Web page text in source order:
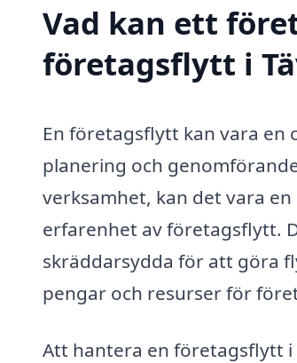
Vad kan ett
företagsflytt i
En företagsflytt kan vara en
planering och
verksamhet, kan det vara
erfarenhet av företagsflytt.
skräddarsydda för att göra
pengar och resurser för
Att hantera en företagsflytt